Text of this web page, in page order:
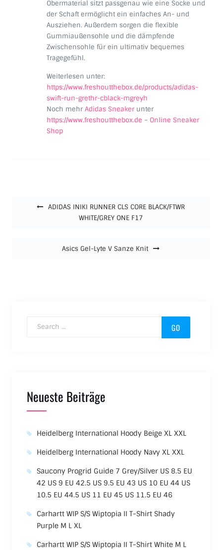
Obermaterial sitzt passgenau wie eine Socke und
der Schaft ermöglicht ein einfaches An- und
Ausziehen. Außerdem sorgen die flexible
Gummiaußensohle und die dämpfende
Zwischensohle für ein ultimativ bequemes
Tragegefühl.
Weiterlesen unter:
https://www.freshoutthebox.de/products/adidas-
swift-run-grethr-cblack-mgreyh
Noch mehr Adidas Sneakerunter
https://www.freshoutthebox.de – Online Sneaker
Shop
ADIDAS INIKI RUNNER CLS CORE BLACK/FTWR
WHITE/GREY ONE F17
Asics Gel-Lyte V Sanze Knit
Neueste Beiträge
Heidelberg International Hoody Beige XL XXL
Heidelberg International Hoody Navy XL XXL
Saucony Progrid Guide 7 Grey/Silver US 8.5 EU
42 US 9 EU 42.5 US 9.5 EU 43 US 10 EU 44 US
10.5 EU 44.5 US 11 EU 45 US 11.5 EU 46
Carhartt WIP S/S Wiptopia II T-Shirt Shady
Purple M L XL
Carhartt WIP S/S Wiptopia II T-Shirt White M L